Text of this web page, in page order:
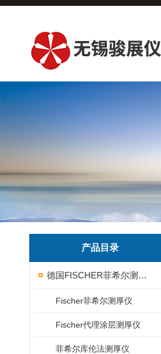
产品目录
德国FISCHER菲希尔测厚仪
Fischer菲希尔测厚仪
Fischer代理涂层测厚仪
菲希尔库伦法测厚仪